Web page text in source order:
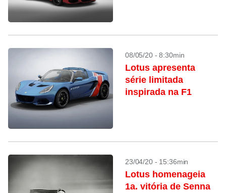
08/05/20 - 8:30min
Lotus apresenta
série limitada
inspirada na F1
23/04/20 - 15:36min
Lotus homenageia
1a. vitória de Senna